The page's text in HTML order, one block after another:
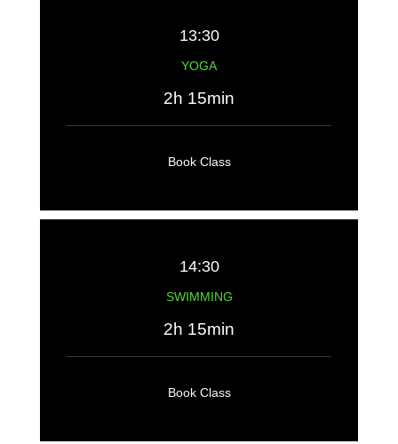
13:30
YOGA
2h 15min
Book Class
14:30
SWIMMING
2h 15min
Book Class